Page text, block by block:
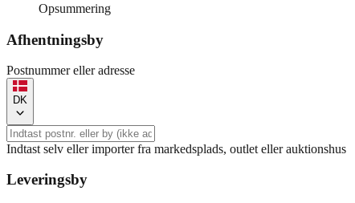
Opsummering
Afhentningsby
Postnummer eller adresse
DK
Indtast selv eller importer fra markedsplads, outlet eller auktionshus
Leveringsby